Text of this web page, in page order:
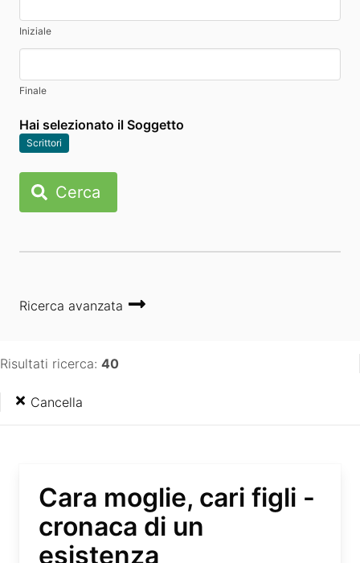
Iniziale
Finale
Hai selezionato il Soggetto
Scrittori
Cerca
Ricerca avanzata
Risultati ricerca: 40
Cancella
Cara moglie, cari figli -
cronaca di un
esistenza